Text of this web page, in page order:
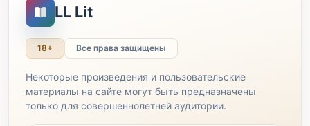
LL Lit
18+ Все права защищены
Некоторые произведения и пользовательские
материалы на сайте могут быть предназначены
только для совершеннолетней аудитории.